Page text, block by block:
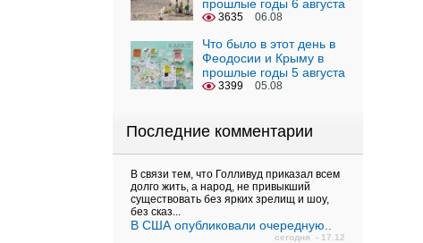
прошлые годы 6 августа
3635 06.08
Что было в этот день в
Феодосии и Крыму в
прошлые годы 5 августа
3399 05.08
Последние комментарии
В связи тем, что Голливуд приказал всем
долго жить, а народ, не привыкший
существовать без ярких зрелищ и шоу,
без сказ...
В США опубликовали очередную..
сегодня - 17.12